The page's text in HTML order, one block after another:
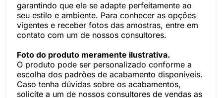
garantindo que ele se adapte perfeitamente ao
seu estilo e ambiente. Para conhecer as opções
vigentes e receber fotos das amostras, entre em
contato com um de nossos consultores.
Foto do produto meramente ilustrativa.
O produto pode ser personalizado conforme a
escolha dos padrões de acabamento disponíveis.
Caso tenha dúvidas sobre os acabamentos,
solicite a um de nossos consultores de vendas as